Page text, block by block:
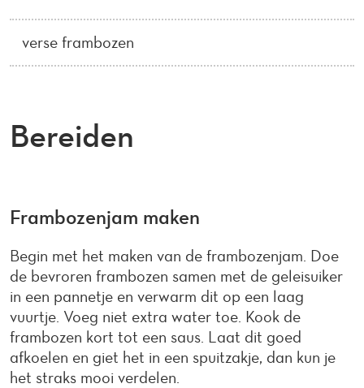
verse frambozen
Bereiden
Frambozenjam maken
Begin met het maken van de frambozenjam. Doe
de bevroren frambozen samen met de geleisuiker
in een pannetje en verwarm dit op een laag
vuurtje. Voeg niet extra water toe. Kook de
frambozen kort tot een saus. Laat dit goed
afkoelen en giet het in een spuitzakje, dan kun je
het straks mooi verdelen.